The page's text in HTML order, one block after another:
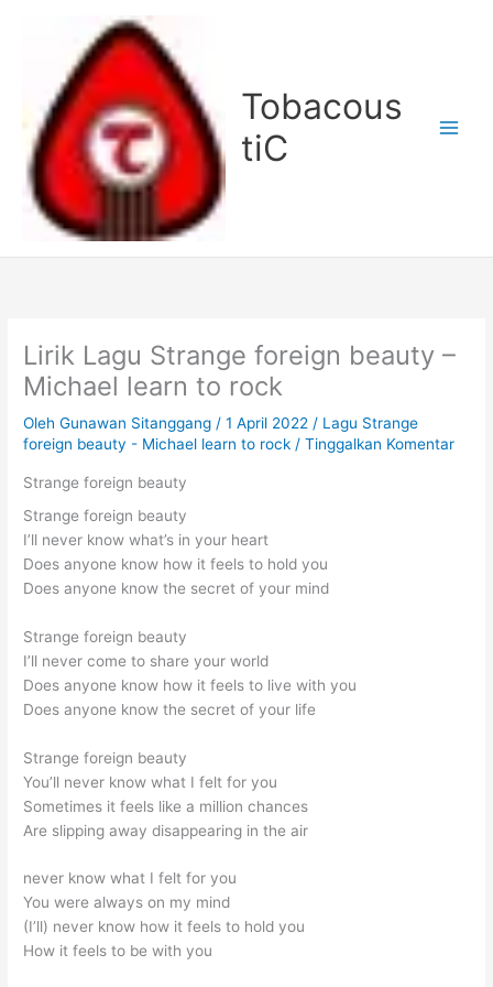
Tobacous
tiC
Lirik Lagu Strange foreign beauty –
Michael learn to rock
OlehGunawan Sitanggang /1 April 2022 / Lagu Strange
foreign beauty - Michael learn to rock /Tinggalkan Komentar
Strange foreign beauty
Strange foreign beauty
I’ll never know what’s in your heart
Does anyone know how it feels to hold you
Does anyone know the secret of your mind
Strange foreign beauty
I’ll never come to share your world
Does anyone know how it feels to live with you
Does anyone know the secret of your life
Strange foreign beauty
You’ll never know what I felt for you
Sometimes it feels like a million chances
Are slipping away disappearing in the air
never know what I felt for you
You were always on my mind
(I’ll) never know how it feels to hold you
How it feels to be with you